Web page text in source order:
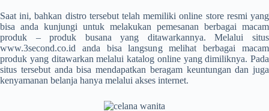
Saat ini, bahkan distro tersebut telah memiliki online store resmi yang
bisa anda kunjungi untuk melakukan pemesanan berbagai macam
produk – produk busana yang ditawarkannya. Melalui situs
www.3second.co.id anda bisa langsung melihat berbagai macam
produk yang ditawarkan melalui katalog online yang dimiliknya. Pada
situs tersebut anda bisa mendapatkan beragam keuntungan dan juga
kenyamanan belanja hanya melalui akses internet.